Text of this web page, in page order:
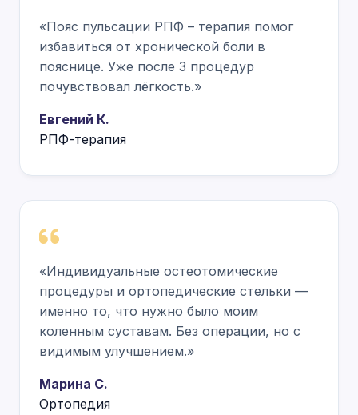
«Пояс пульсации РПФ – терапия помог
избавиться от хронической боли в
пояснице. Уже после 3 процедур
почувствовал лёгкость.»
Евгений К.
РПФ-терапия
«Индивидуальные остеотомические
процедуры и ортопедические стельки —
именно то, что нужно было моим
коленным суставам. Без операции, но с
видимым улучшением.»
Марина С.
Ортопедия